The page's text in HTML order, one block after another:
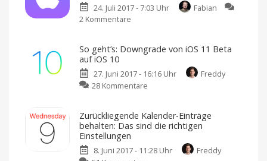
24. Juli 2017 - 7:03 Uhr
Fabian
2 Kommentare
neue
Videos:
So
mit
iOS
So geht’s: Downgrade von iOS 11 Beta
auf iOS 10
27. Juni 2017 - 16:16 Uhr
Freddy
28 Kommentare
Downgrade
von
11
Zurückliegende Kalender-Einträge
behalten: Das sind die richtigen
Einstellungen
8. Juni 2017 - 11:28 Uhr
Freddy